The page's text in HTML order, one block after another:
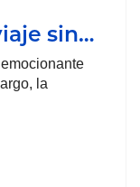
sin…
la